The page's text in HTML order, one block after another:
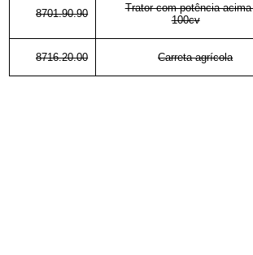
8701.90.90
Trator com potência acima
100cv
8716.20.00 Carreta agrícola